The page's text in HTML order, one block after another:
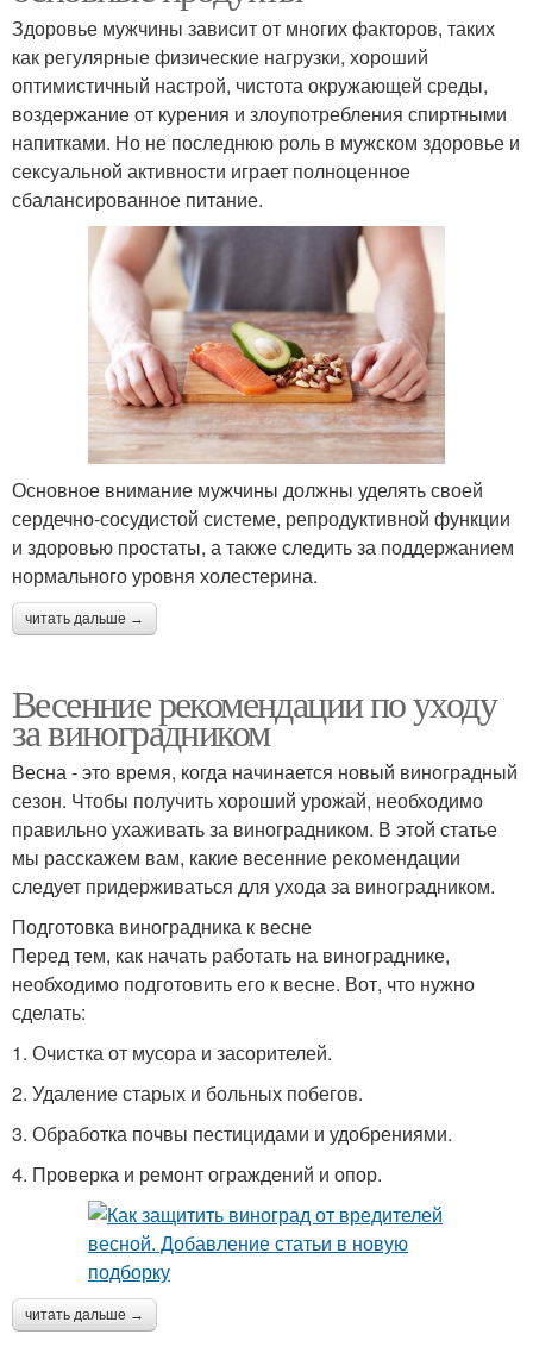
Здоровье мужчины зависит от многих факторов, таких
как регулярные физические нагрузки, хороший
оптимистичный настрой, чистота окружающей среды,
воздержание от курения и злоупотребления спиртными
напитками. Но не последнюю роль в мужском здоровье и
сексуальной активности играет полноценное
сбалансированное питание.
Основное внимание мужчины должны уделять своей
сердечно-сосудистой системе, репродуктивной функции
и здоровью простаты, а также следить за поддержанием
нормального уровня холестерина.
читать дальше →
Весенние рекомендации по уходу
за виноградником
Весна - это время, когда начинается новый виноградный
сезон. Чтобы получить хороший урожай, необходимо
правильно ухаживать за виноградником. В этой статье
мы расскажем вам, какие весенние рекомендации
следует придерживаться для ухода за виноградником.
Подготовка виноградника к весне
Перед тем, как начать работать на винограднике,
необходимо подготовить его к весне. Вот, что нужно
сделать:
1. Очистка от мусора и засорителей.
2. Удаление старых и больных побегов.
3. Обработка почвы пестицидами и удобрениями.
4. Проверка и ремонт ограждений и опор.
читать дальше →